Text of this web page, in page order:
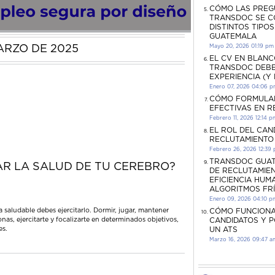
DE 2025
LA SALUD DE TU CEREBRO?
saludable debes ejercitarlo. Dormir, jugar, mantener
ejercitarte y focalizarte en determinados objetivos,
CÓMO LAS
TRANSDOC SE
DISTINTOS
GUATEMALA
Mayo 20, 2026 01:19 pm
EL CV EN
TRANSDOC
EXPERIENCIA (Y
Enero 07, 2026 04:06
CÓMO
EFECTIVAS EN
Febrero 11, 2026 12:14
EL ROL DEL
Febrero 26, 2026 12:39
TRANSDOC
DE
EFICIENCIA
ALGORITMOS
Enero 09, 2026 04:10
CÓMO
CANDIDATOS Y
UN ATS
Marzo 16, 2026 09:47